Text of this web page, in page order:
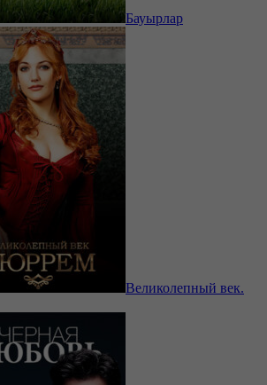
Бауырлар
Великолепный век.